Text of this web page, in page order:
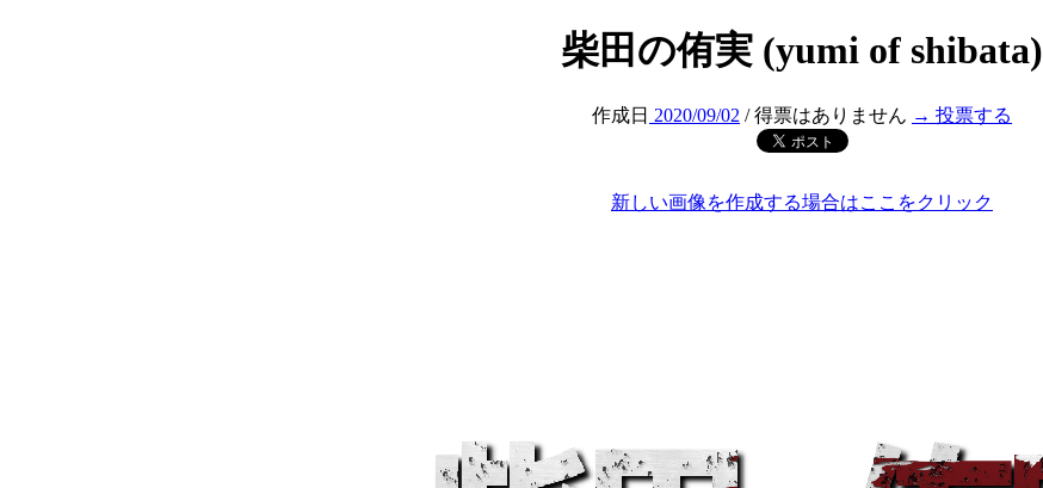
柴田の侑実 (yumi of shibata)
作成日 2020/09/02 / 得票はありません → 投票する
新しい画像を作成する場合はここをクリック